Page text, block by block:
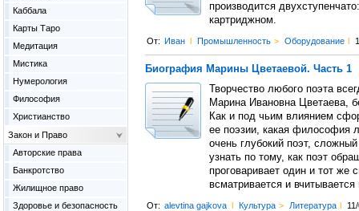
производится
картриджном.
От: Иван l Промышленность > Оборудование l
Биография Марины Цветаевой. Часть 1
Творчество любого поэта
Марина Ивановна Цветаева,
Как и под чьим влиянием
ее поэзии, какая философия
очень глубокий поэт,
узнать по тому, как поэт
проговаривает один и тот
всматривается и
От: alevtina gajkova l Культура > Литература l
Каббала
Карты Таро
Медитация
Мистика
Нумерология
Философия
Христианство
Закон и Право
Авторские права
Банкротство
Жилищное право
Здоровье и безопасность